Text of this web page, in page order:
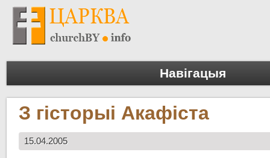
Навігацыя
З гісторыі Акафіста
15.04.2005